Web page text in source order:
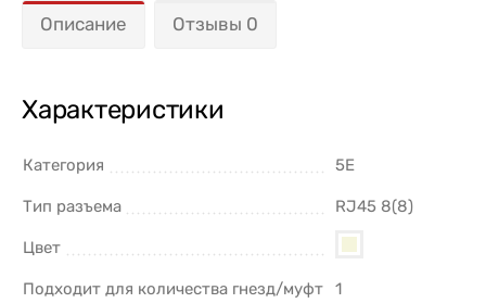
Описание Отзывы 0
Характеристики
Категория 5E
Тип разъема RJ45 8(8)
Цвет
Подходит для количества гнезд/муфт 1